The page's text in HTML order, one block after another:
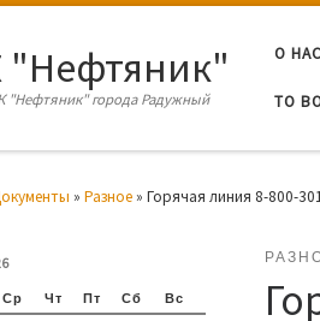
"Нефтяник"
"Нефтяник" города Радужный
О
ТО
» Разное » Горячая линия 8-800-
Ср Чт Пт Сб Вс